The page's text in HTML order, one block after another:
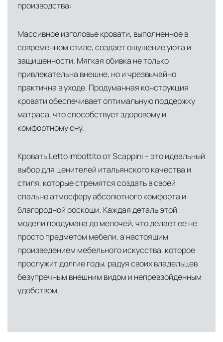
производства:
Массивное изголовье кровати, выполненное в
современном стиле, создает ощущение уюта и
защищенности. Мягкая обивка не только
привлекательна внешне, но и чрезвычайно
практична в уходе. Продуманная конструкция
кровати обеспечивает оптимальную поддержку
матраса, что способствует здоровому и
комфортному сну.
Кровать Letto imbottito от Scappini – это идеальный
выбор для ценителей итальянского качества и
стиля, которые стремятся создать в своей
спальне атмосферу абсолютного комфорта и
благородной роскоши. Каждая деталь этой
модели продумана до мелочей, что делает ее не
просто предметом мебели, а настоящим
произведением мебельного искусства, которое
прослужит долгие годы, радуя своих владельцев
безупречным внешним видом и непревзойденным
удобством.